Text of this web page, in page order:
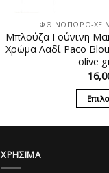
ΦΘΙΝΟΠΩΡΟ-
Μπλούζα Γούνινη
Χρώμα Λαδί Paco
olive
ΧΡΗΣΙΜΑ